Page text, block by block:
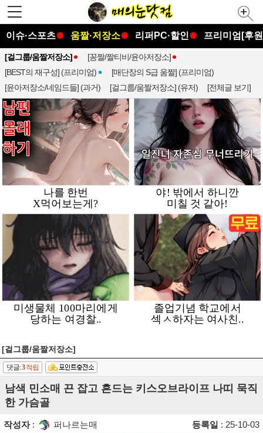
이슈·스포츠 움짤·저장소 리퍼PC·할인 프리미엄[후
[걸그룹/움짤저장소]
[꽁짤/짤티비/윤아저장소]
[BEST의 재구성] (프리미엄)
[매단장의 S급 움짤] (프리미엄)
[윤아저장소/네임드들] (과거)
[걸그룹/움짤저장소] (유저) [전체글 보기]
[걸그룹/움짤저장소]
댓글:3적립
남색 민소매 끈 잡고 흔드는 키스오브라이프 나띠 묵직
한 가슴골
작성자: 퍼나르는매 등록일 : 25-10-03